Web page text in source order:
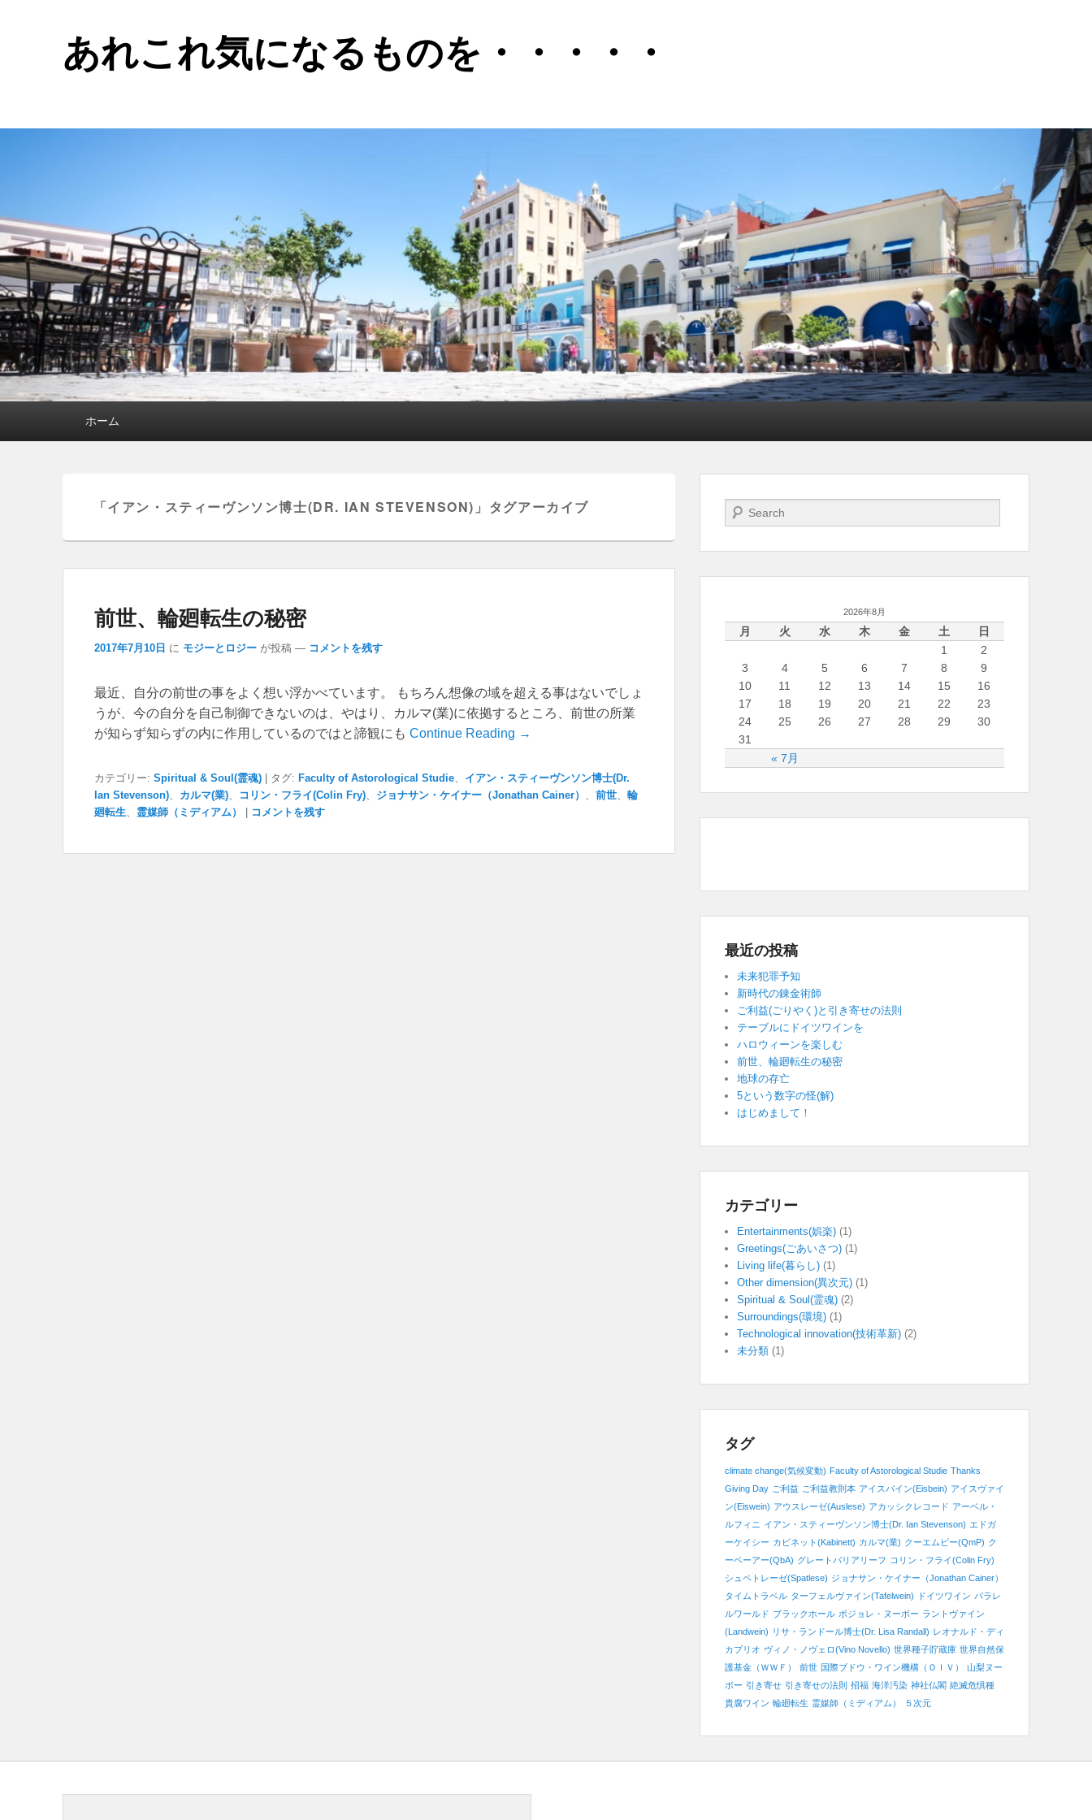
あれこれ気になるものを・・・・・
ホーム
「イアン・スティーヴンソン博士(DR. IAN STEVENSON) 」タグアーカイブ
前世、輪廻転生の秘密
2017年7月10日 に モジーとロジー が投稿 — コメントを残す
最近、自分の前世の事をよく想い浮かべています。 もちろん想像の域を超える事はないでしょ
うが、今の自分を自己制御できないのは、やはり、カルマ(業)に依拠するところ、前世の所業
が知らず知らずの内に作用しているのではと諦観にも Continue Reading →
カテゴリー: Spiritual & Soul(霊魂) タグ: Faculty of Astorological Studie
イアン・スティーヴンソン博士(Dr.
Ian Stevenson)
カルマ(業) コリン・フライ(Colin Fry) ジョナサン・ケイナー（Jonathan Cainer） 前世
輪
廻転生
霊媒師（ミディアム） コメントを残す
検索開始
2026年8月
月 火 水 木 金 土 日
« 7月
1
2
3
4 5 6 7 8
9
10
11 12 13 14 15
16
17
18 19 20 21 22
23
24
25 26 27 28 29
30
31
最近の投稿
未来犯罪予知
新時代の錬金術師
ご利益(ごりやく)と引き寄せの法則
テーブルにドイツワインを
ハロウィーンを楽しむ
前世、輪廻転生の秘密
地球の存亡
5という数字の怪(解)
はじめまして！
カテゴリー
Entertainments(娯楽) (1)
Greetings(ごあいさつ) (1)
Living life(暮らし) (1)
Other dimension(異次元) (1)
Spiritual & Soul(霊魂) (2)
Surroundings(環境) (1)
Technological innovation(技術革新) (2)
未分類 (1)
タグ
climate change(気候変動) Faculty of Astorological Studie Thanks
Giving Day ご利益 ご利益教則本 アイスバイン(Eisbein) アイスヴァイ
ン(Eiswein) アウスレーゼ(Auslese) アカッシクレコード アーベル・
ルフィニ イアン・スティーヴンソン博士(Dr. Ian Stevenson) エドガ
ーケイシー カビネット(Kabinett) カルマ(業) クーエムピー(QmP) ク
ーベーアー(QbA) グレートバリアリーフ コリン・フライ(Colin Fry)
シュペトレーゼ(Spatlese) ジョナサン・ケイナー（Jonathan Cainer）
タイムトラベル ターフェルヴァイン(Tafelwein) ドイツワイン パラレ
ルワールド ブラックホール ボジョレ・ヌーボー ラントヴァイン
(Landwein) リサ・ランドール博士(Dr. Lisa Randall) レオナルド・ディ
カプリオ ヴィノ・ノヴェロ(Vino Novello) 世界種子貯蔵庫 世界自然保
護基金（ＷＷＦ）
前世 国際ブドウ・ワイン機構（ＯＩＶ）
山梨ヌー
ボー 引き寄せ 引き寄せの法則 招福 海洋汚染 神社仏閣 絶滅危惧種
貴腐ワイン 輪廻転生 霊媒師（ミディアム） ５次元